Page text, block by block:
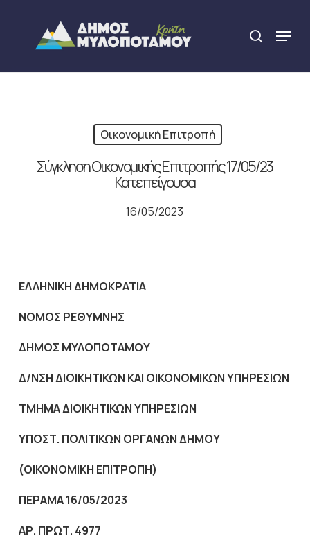
content
search
Menu
Οικονομική Επιτροπή
Σύγκληση Οικονομικής Επιτροπής 17/05/23
Κατεπείγουσα
16/05/2023
ΕΛΛΗΝΙΚΗ ΔΗΜΟΚΡΑΤΙΑ
NOMOΣ ΡΕΘΥΜΝΗΣ
ΔΗΜΟΣ ΜΥΛΟΠΟΤΑΜΟΥ
Δ/ΝΣΗ ΔΙΟΙΚΗΤΙΚΩΝ ΚΑΙ ΟΙΚΟΝΟΜΙΚΩΝ ΥΠΗΡΕΣΙΩΝ
ΤΜΗΜΑ ΔΙΟΙΚΗΤΙΚΩΝ ΥΠΗΡΕΣΙΩΝ
ΥΠΟΣΤ. ΠΟΛΙΤΙΚΩΝ ΟΡΓΑΝΩΝ ΔΗΜΟΥ
(ΟΙΚΟΝΟΜΙΚΗ ΕΠΙΤΡΟΠΗ)
ΠΕΡΑΜΑ 16/05/2023
ΑΡ. ΠΡΩΤ. 4977
Close